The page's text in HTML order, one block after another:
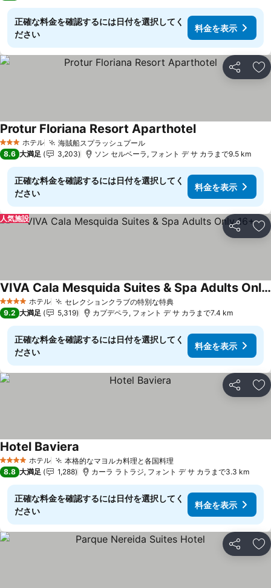
正確な料金を確認するには日付を選択してく
ださい
料金を表示
シェア お
3 ホテルのランク
ホテル 海賊船スプラッシュプール料金を表示
Protur Floriana Resort Aparthotel料金を表示
8.6 大満足 3,203 ソン セルベーラ, フォント デ サ カラまで9.5 km
正確な料金を確認するには日付を選択してく
ださい
料金を表示
シェア お
人気施設
4 ホテルのランク
ホテル セレクションクラブの特別な特典料金を表示
VIVA Cala Mesquida Suites & Spa Adults Only 16+
料金を表示
9.2 大満足 5,319 カプデペラ, フォント デ サ カラまで7.4 km
正確な料金を確認するには日付を選択してく
ださい
料金を表示
シェア お
4 ホテルのランク
ホテル 本格的なマヨルカ料理と各国料理料金を表示
Hotel Baviera
8.8 大満足 1,288 カーラ ラトラジ, フォント デ サ カラまで3.3 km
正確な料金を確認するには日付を選択してく
ださい
料金を表示
シェア お